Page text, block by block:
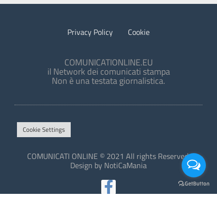
Privacy Policy Cookie
COMUNICATIONLINE.EU
il Network dei comunicati stampa
Non è una testata giornalistica.
Cookie Settings
COMUNICATI ONLINE © 2021 All rights Reserved.
Design by NotiCaMania